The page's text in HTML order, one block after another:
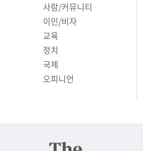
사람/커뮤니티
이민/비자
교육
정치
국제
오피니언